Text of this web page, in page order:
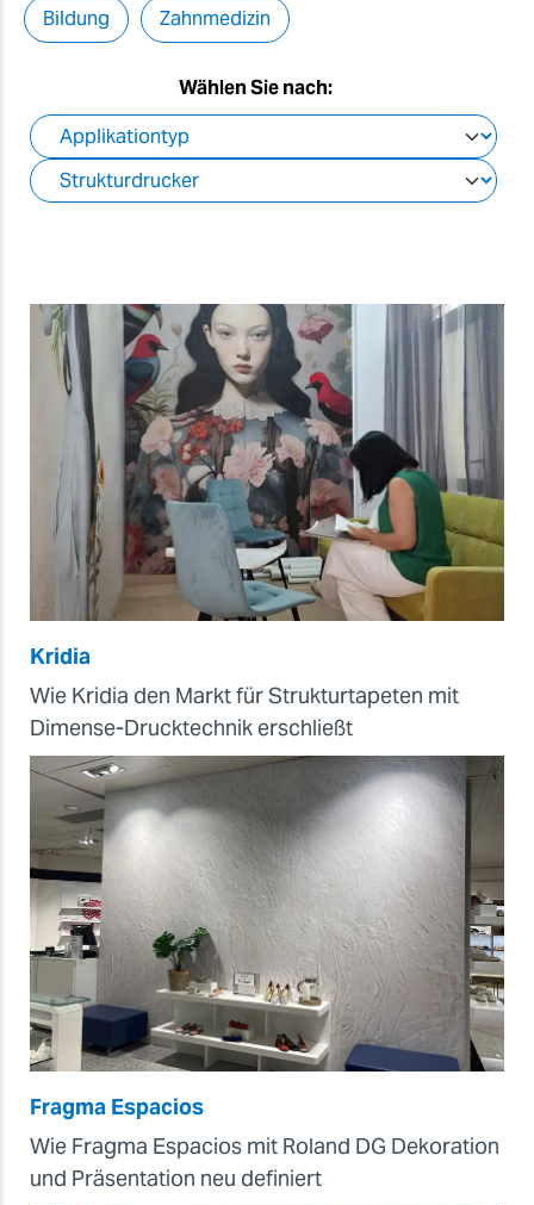
Bildung Zahnmedizin
Wählen Sie nach:
Kridia
Wie Kridia den Markt für Strukturtapeten mit
Dimense-Drucktechnik erschließt
Fragma Espacios
Wie Fragma Espacios mit Roland DG Dekoration
und Präsentation neu definiert